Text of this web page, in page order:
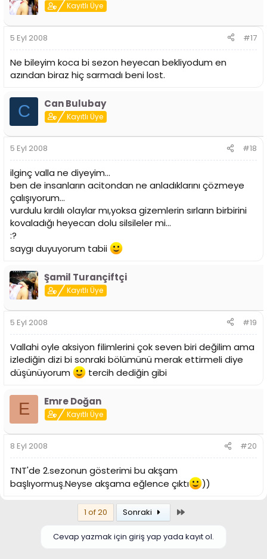
Kayıtlı Üye
5 Eyl 2008 #17
Ne bileyim koca bi sezon heyecan bekliyodum en
azından biraz hiç sarmadı beni lost.
C Can Bulubay
Kayıtlı Üye
5 Eyl 2008 #18
ilginç valla ne diyeyim...
ben de insanların acitondan ne anladıklarını çözmeye
çalışıyorum...
vurdulu kırdılı olaylar mı,yoksa gizemlerin sırların birbirini
kovaladığı heyecan dolu silsileler mi...
:?
saygı duyuyorum tabii
Şamil Turançiftçi
Kayıtlı Üye
5 Eyl 2008 #19
Vallahi oyle aksiyon filimlerini çok seven biri değilim ama
izlediğin dizi bi sonraki bölümünü merak ettirmeli diye
düşünüyorum
tercih dediğin gibi
E Emre Doğan
Kayıtlı Üye
8 Eyl 2008 #20
TNT'de 2.sezonun gösterimi bu akşam
başlıyormuş.Neyse akşama eğlence çıktı
))
1 of 20 Sonraki
Cevap yazmak için giriş yap yada kayıt ol.